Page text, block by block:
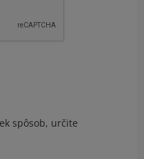
spôsob, určite